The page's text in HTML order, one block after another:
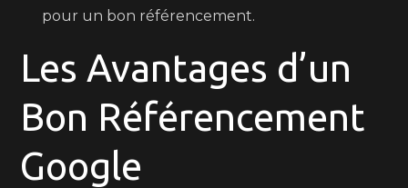
pour un bon référencement.
Les Avantages d’un
Bon Référencement
Google